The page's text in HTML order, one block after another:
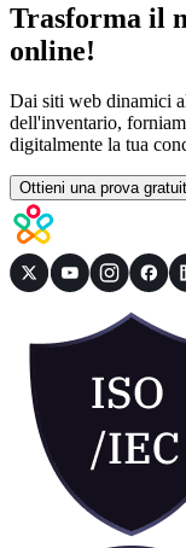
Trasforma il
online!
Dai siti web dinamici
dell'inventario,
digitalmente la tua
Ottieni una prova